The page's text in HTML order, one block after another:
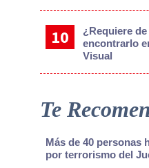
¿Requiere
encontrarlo
Visual
Te
Más de 40 personas
por terrorismo del